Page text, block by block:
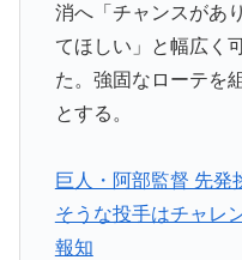
消へ「チャンスがあ
てほしい」と幅広く
た。強固なローテを
とする。
巨人・阿部監督 先発
そうな投手はチャレ
報知